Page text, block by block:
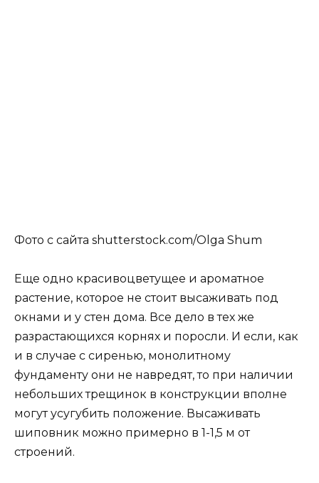
Фото с сайта shutterstock.com/Olga Shum
Еще одно красивоцветущее и ароматное
растение, которое не стоит высаживать под
окнами и у стен дома. Все дело в тех же
разрастающихся корнях и поросли. И если, как
и в случае с сиренью, монолитному
фундаменту они не навредят, то при наличии
небольших трещинок в конструкции вполне
могут усугубить положение. Высаживать
шиповник можно примерно в 1-1,5 м от
строений.